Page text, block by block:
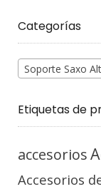
Categorías
Soporte Saxo
Etiquetas de
accesorios
Accesorios